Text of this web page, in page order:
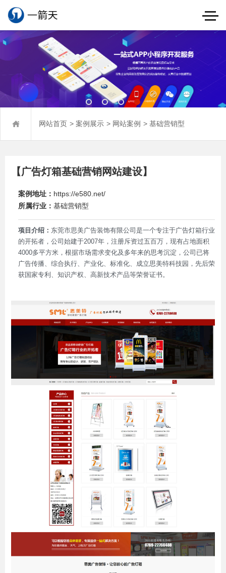
网站首页 > 案例展示 > 网站案例 > 基础营销型
【广告灯箱基础营销网站建设】
案例地址： https://e580.net/
所属行业： 基础营销型
项目介绍： 东莞市思美广告装饰有限公司是一个专注于广告灯箱行业
的开拓者，公司始建于2007年，注册斥资过五百万，现有占地面积
4000多平方米，根据市场需求变化及多年来的思考沉淀，公司已将
广告传播、综合执行、产业化、标准化、成立思美特科技园，先后荣
获国家专利、知识产权、高新技术产品等荣誉证书。